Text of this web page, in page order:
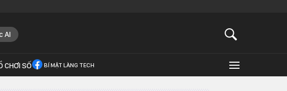
AI
CHƠI SỐ BÍ MẬT LÀNG TECH